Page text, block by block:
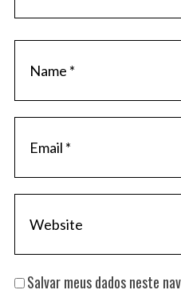
Salvar meus dados neste